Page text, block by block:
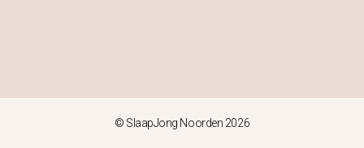
© SlaapJong Noorden 2026